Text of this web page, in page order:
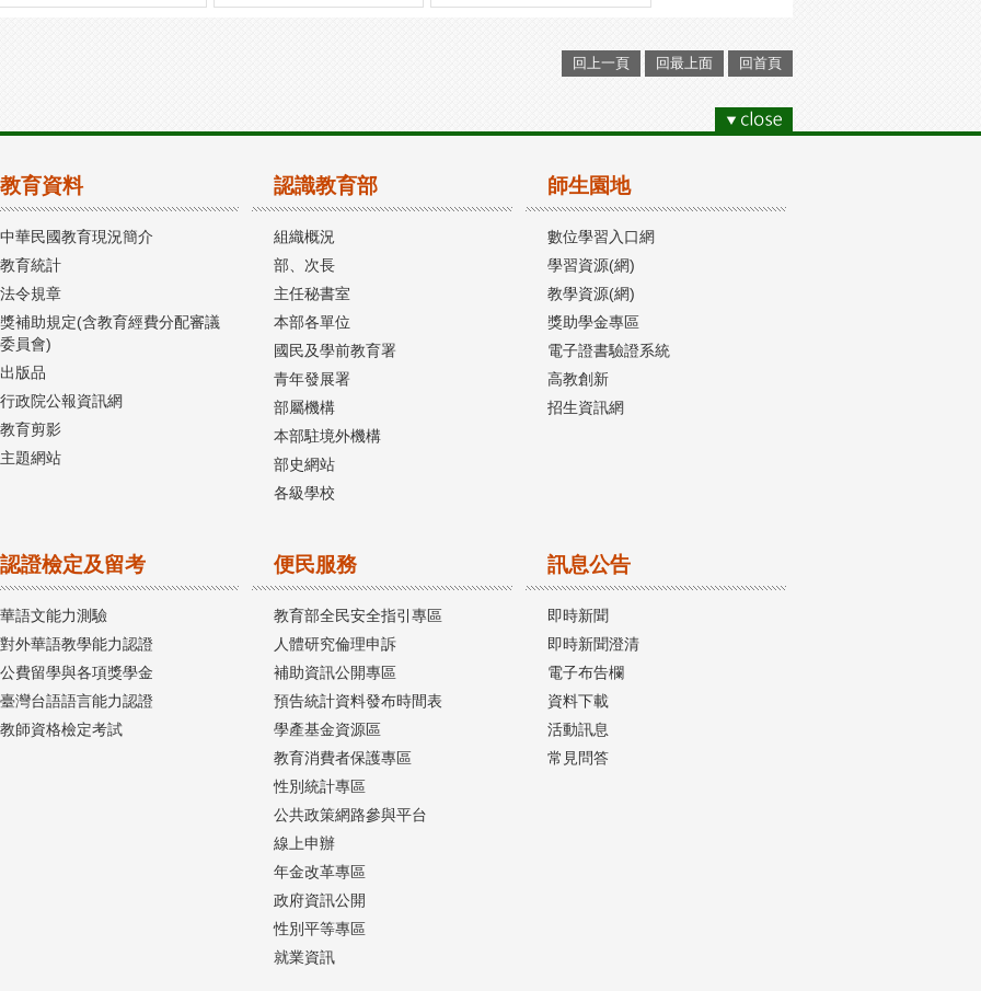
回上一頁 回最上面 回首頁
教育資料
中華民國教育現況簡介
教育統計
法令規章
獎補助規定(含教育經費分配審議
委員會)
出版品
行政院公報資訊網
教育剪影
主題網站
認識教育部
組織概況
部、次長
主任秘書室
本部各單位
國民及學前教育署
青年發展署
部屬機構
本部駐境外機構
部史網站
各級學校
師生園地
數位學習入口網
學習資源(網)
教學資源(網)
獎助學金專區
電子證書驗證系統
高教創新
招生資訊網
認證檢定及留考
華語文能力測驗
對外華語教學能力認證
公費留學與各項獎學金
臺灣台語語言能力認證
教師資格檢定考試
便民服務
教育部全民安全指引專區
人體研究倫理申訴
補助資訊公開專區
預告統計資料發布時間表
學產基金資源區
教育消費者保護專區
性別統計專區
公共政策網路參與平台
線上申辦
年金改革專區
政府資訊公開
性別平等專區
就業資訊
訊息公告
即時新聞
即時新聞澄清
電子布告欄
資料下載
活動訊息
常見問答